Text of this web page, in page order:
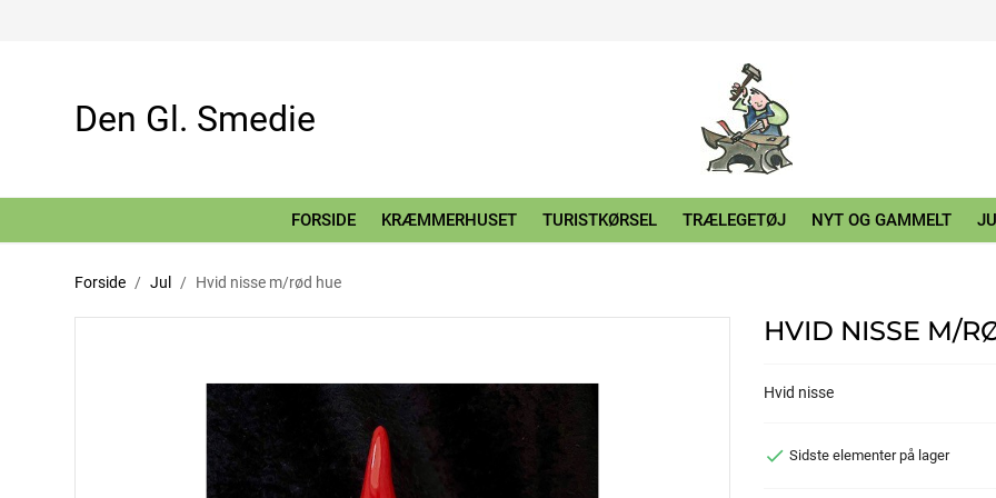
Den Gl. Smedie
FORSIDE KRÆMMERHUSET TURISTKØRSEL TRÆLEGETØJ NYT OG GAMMELT
Forside Jul Hvid nisse m/rød hue
HVID NISSE M/
Hvid nisse
 Sidste elementer på lager